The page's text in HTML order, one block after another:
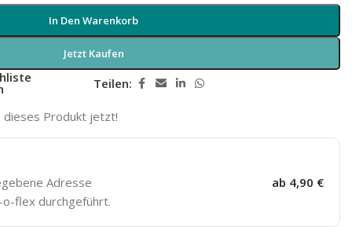
In Den Warenkorb
Jetzt Kaufen
Teilen:
dieses Produkt jetzt!
Adresse
flex durchgeführt.
ab 4,90 €